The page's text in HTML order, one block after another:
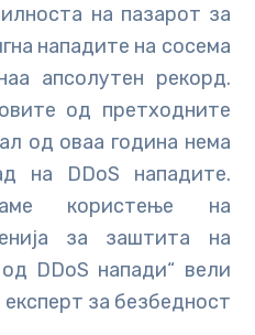
на пазарот за
нападите на сосема
апсолутен рекорд.
од претходните
од оваа година нема
на DDoS нападите.
користење на
за заштита на
DDoS напади“ вели
за безбедност